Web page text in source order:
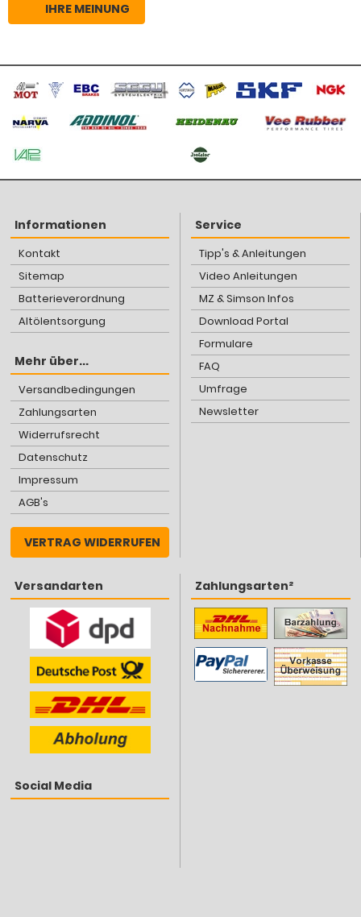
IHRE MEINUNG
Informationen
Kontakt
Sitemap
Batterieverordnung
Altölentsorgung
Mehr über...
Versandbedingungen
Zahlungsarten
Widerrufsrecht
Datenschutz
Impressum
AGB's
VERTRAG WIDERRUFEN
Service
Tipp's & Anleitungen
Video Anleitungen
MZ & Simson Infos
Download Portal
Formulare
FAQ
Umfrage
Newsletter
Versandarten
Social Media
Zahlungsarten²